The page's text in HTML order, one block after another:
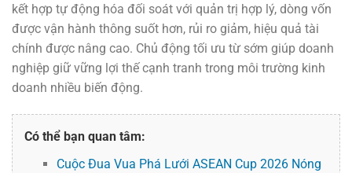
kết hợp tự động hóa đối soát với quản trị hợp lý, dòng vốn
được vận hành thông suốt hơn, rủi ro giảm, hiệu quả tài
chính được nâng cao. Chủ động tối ưu từ sớm giúp doanh
nghiệp giữ vững lợi thế cạnh tranh trong môi trường kinh
doanh nhiều biến động.
Có thể bạn quan tâm:
Cuộc Đua Vua Phá Lưới ASEAN Cup 2026 Nóng